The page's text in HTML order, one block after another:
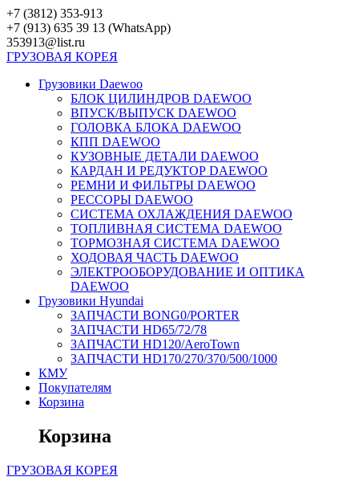
Перейти
к
контенту
+7 (3812) 353-913
+7 (913) 635 39 13 (WhatsApp)
353913@list.ru
ГРУЗОВАЯ КОРЕЯ
Грузовики Daewoo
БЛОК ЦИЛИНДРОВ DAEWOO
ВПУСК/ВЫПУСК DAEWOO
ГОЛОВКА БЛОКА DAEWOO
КПП DAEWOO
КУЗОВНЫЕ ДЕТАЛИ DAEWOO
КАРДАН И РЕДУКТОР DAEWOO
РЕМНИ И ФИЛЬТРЫ DAEWOO
РЕССОРЫ DAEWOO
СИСТЕМА ОХЛАЖДЕНИЯ DAEWOO
ТОПЛИВНАЯ СИСТЕМА DAEWOO
ТОРМОЗНАЯ СИСТЕМА DAEWOO
ХОДОВАЯ ЧАСТЬ DAEWOO
ЭЛЕКТРООБОРУДОВАНИЕ И ОПТИКА
DAEWOO
Грузовики Hyundai
ЗАПЧАСТИ BONG0/PORTER
ЗАПЧАСТИ HD65/72/78
ЗАПЧАСТИ HD120/AeroTown
ЗАПЧАСТИ HD170/270/370/500/1000
КМУ
Покупателям
Корзина
Корзина
ГРУЗОВАЯ КОРЕЯ